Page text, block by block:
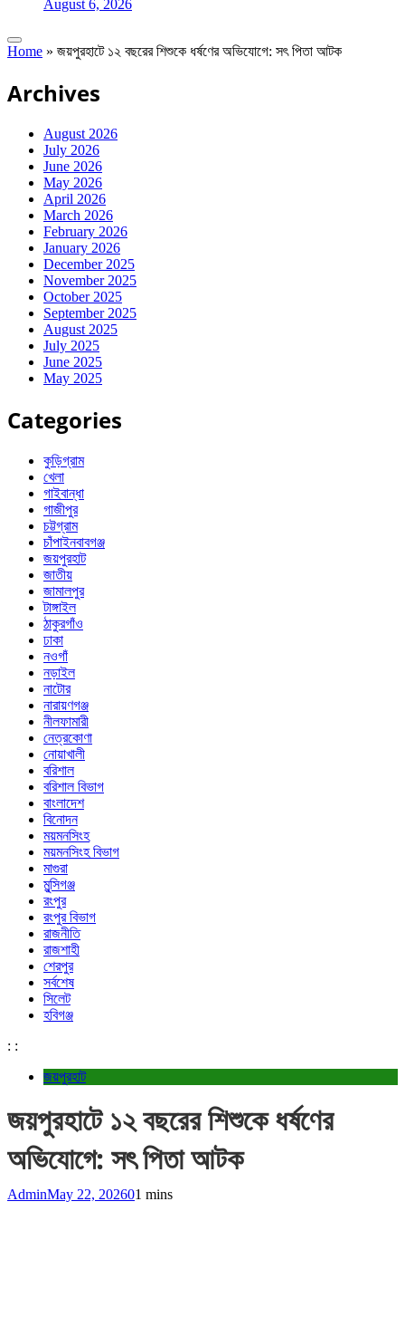
August 6, 2026
Home » জয়পুরহাটে ১২ বছরের শিশুকে ধর্ষণের অভিযোগে: সৎ পিতা আটক
Archives
August 2026
July 2026
June 2026
May 2026
April 2026
March 2026
February 2026
January 2026
December 2025
November 2025
October 2025
September 2025
August 2025
July 2025
June 2025
May 2025
Categories
কুড়িগ্রাম
খেলা
গাইবান্ধা
গাজীপুর
চট্টগ্রাম
চাঁপাইনবাবগঞ্জ
জয়পুরহাট
জাতীয়
জামালপুর
টাঙ্গাইল
ঠাকুরগাঁও
ঢাকা
নওগাঁ
নড়াইল
নাটোর
নারায়ণগঞ্জ
নীলফামারী
নেত্রকোণা
নোয়াখালী
বরিশাল
বরিশাল বিভাগ
বাংলাদেশ
বিনোদন
ময়মনসিংহ
ময়মনসিংহ বিভাগ
মাগুরা
মুন্সিগঞ্জ
রংপুর
রংপুর বিভাগ
রাজনীতি
রাজশাহী
শেরপুর
সর্বশেষ
সিলেট
হবিগঞ্জ
: :
জয়পুরহাট
জয়পুরহাটে ১২ বছরের শিশুকে ধর্ষণের
অভিযোগে: সৎ পিতা আটক
AdminMay 22, 202601 mins